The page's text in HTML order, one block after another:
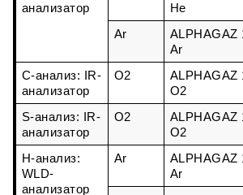
анализатор
He
Ar
ALPHAGAZ
Ar
C-анализ: IR-
анализатор
O2
ALPHAGAZ
O2
S-анализ: IR-
анализатор
O2
ALPHAGAZ
O2
H-анализ:
WLD-
анализатор
Ar
ALPHAGAZ
Ar